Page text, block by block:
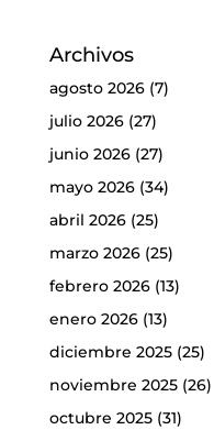
Archivos
agosto 2026(7)
julio 2026(27)
junio 2026(27)
mayo 2026(34)
abril 2026(25)
marzo 2026(25)
febrero 2026(13)
enero 2026(13)
diciembre 2025(25)
noviembre 2025(26)
octubre 2025(31)